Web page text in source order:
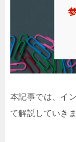
本記事では、イ
て解説していきま